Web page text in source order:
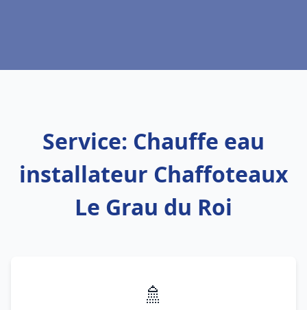
Service: Chauffe eau
installateur Chaffoteaux
Le Grau du Roi
🚿